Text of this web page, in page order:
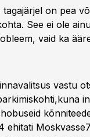
on pea
See ei ole
vaid ka
vastu
ehitati